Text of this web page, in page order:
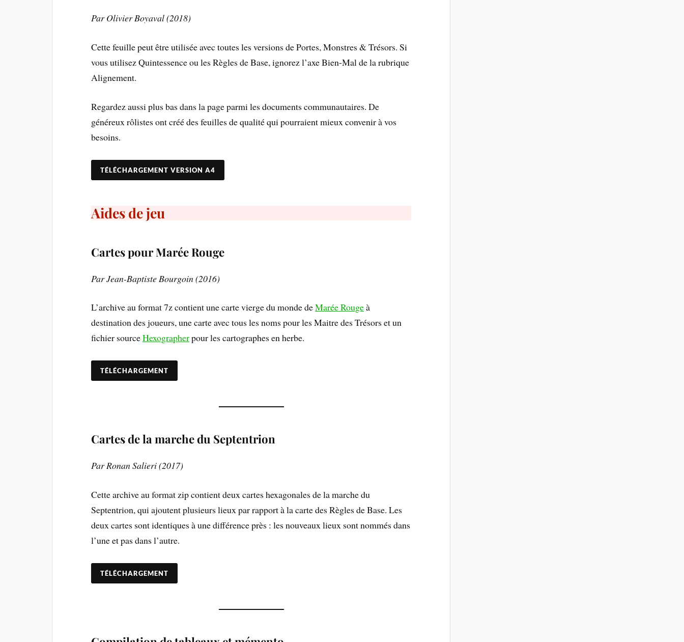
Par Olivier Boyaval (2018)
Cette feuille peut être utilisée avec toutes les versions de Portes, Monstres & Trésors. Si
vous utilisez Quintessence ou les Règles de Base, ignorez l’axe Bien-Mal de la rubrique
Alignement.
Regardez aussi plus bas dans la page parmi les documents communautaires. De
généreux rôlistes ont créé des feuilles de qualité qui pourraient mieux convenir à vos
besoins.
TÉLÉCHARGEMENT VERSION A4
Aides de jeu
Cartes pour Marée Rouge
Par Jean-Baptiste Bourgoin (2016)
L’archive au format 7z contient une carte vierge du monde deMarée Rougeà
destination des joueurs, une carte avec tous les noms pour les Maitre des Trésors et un
fichier sourceHexographerpour les cartographes en herbe.
TÉLÉCHARGEMENT
Cartes de la marche du Septentrion
Par Ronan Salieri (2017)
Cette archive au format zip contient deux cartes hexagonales de la marche du
Septentrion, qui ajoutent plusieurs lieux par rapport à la carte des Règles de Base. Les
deux cartes sont identiques à une différence près : les nouveaux lieux sont nommés dans
l’une et pas dans l’autre.
TÉLÉCHARGEMENT